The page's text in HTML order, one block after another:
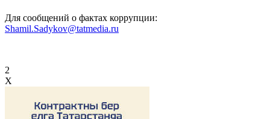
Для сообщений о фактах коррупции:
Shamil.Sadykov@tatmedia.ru
2
X